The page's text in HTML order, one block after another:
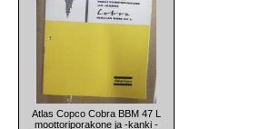
Atlas Copco Cobra BBM 47 L
moottoriporakone ja -kanki -